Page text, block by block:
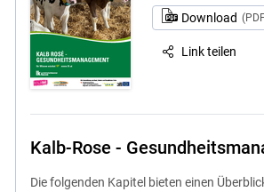
Download
Link teilen
Kalb-Rose -
Die folgenden Kapitel bieten einen